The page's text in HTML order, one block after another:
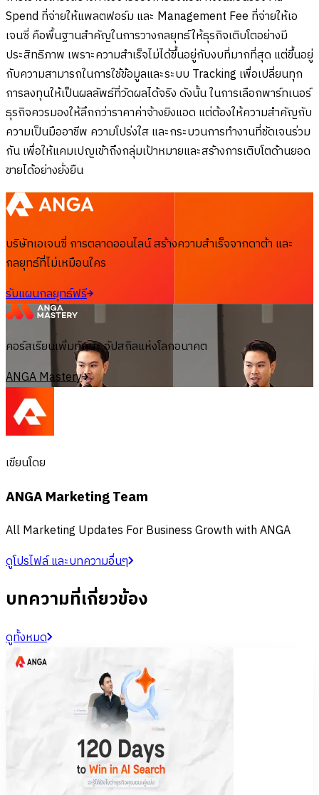
Spend ที่จ่ายให้แพลตฟอร์ม และ Management Fee ที่จ่ายให้เอ
เจนซี่ คือพื้นฐานสำคัญในการวางกลยุทธ์ให้ธุรกิจเติบโตอย่างมี
ประสิทธิภาพ เพราะความสำเร็จไม่ได้ขึ้นอยู่กับงบที่มากที่สุด แต่ขึ้นอยู่
กับความสามารถในการใช้ข้อมูลและระบบ Tracking เพื่อเปลี่ยนทุก
การลงทุนให้เป็นผลลัพธ์ที่วัดผลได้จริง ดังนั้น ในการเลือกพาร์ทเนอร์
ธุรกิจควรมองให้ลึกกว่าราคาค่าจ้างยิงแอด แต่ต้องให้ความสำคัญกับ
ความเป็นมืออาชีพ ความโปร่งใส และกระบวนการทำงานที่ชัดเจนร่วม
กัน เพื่อให้แคมเปญเข้าถึงกลุ่มเป้าหมายและสร้างการเติบโตด้านยอด
ขายได้อย่างยั่งยืน
บริษัทเอเจนซี่ การตลาดออนไลน์ สร้างความสำเร็จจากดาต้า และ
กลยุทธ์ที่ไม่เหมือนใคร
รับแผนกลยุทธ์ฟรี
คอร์สเรียนเพิ่มทักษะ อัปสกิลแห่งโลกอนาคต
ANGA Mastery
เขียนโดย
ANGA Marketing Team
All Marketing Updates For Business Growth with ANGA
ดูโปรไฟล์ และบทความอื่นๆ
บทความที่เกี่ยวข้อง
ดูทั้งหมด